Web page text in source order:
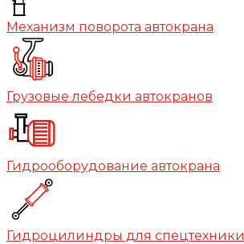
Механизм поворота автокрана
Грузовые лебедки автокранов
Гидрооборудование автокрана
Гидроцилиндры для спецтехники